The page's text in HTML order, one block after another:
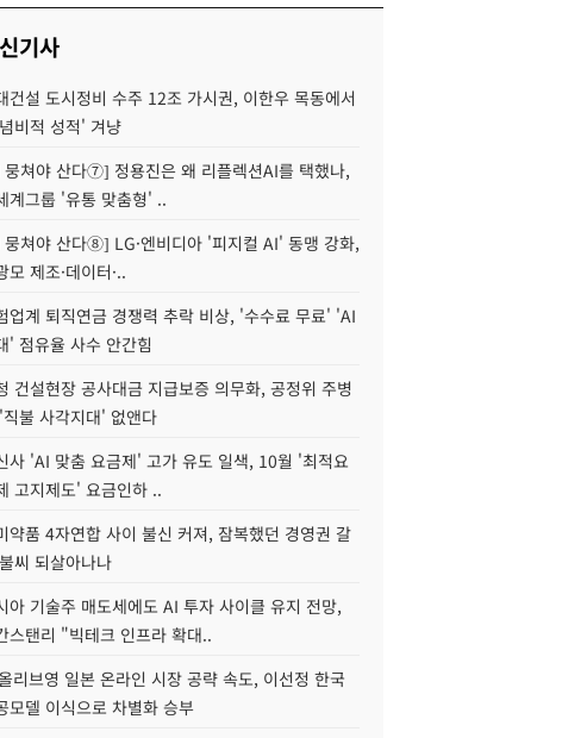
기사
건설 도시정비 수주 12조 가시권, 이한우 목동에서
비적 성적' 겨냥
쳐야 산다⑦] 정용진은 왜 리플렉션AI를 택했나,
계그룹 '유통 맞춤형' ..
쳐야 산다⑧] LG·엔비디아 '피지컬 AI' 동맹 강화,
모 제조·데이터·..
업계 퇴직연금 경쟁력 추락 비상, '수수료 무료' 'AI
' 점유율 사수 안간힘
건설현장 공사대금 지급보증 의무화, 공정위 주병
불 사각지대' 없앤다
사 'AI 맞춤 요금제' 고가 유도 일색, 10월 '최적요
고지제도' 요금인하 ..
약품 4자연합 사이 불신 커져, 잠복했던 경영권 갈
씨 되살아나나
아 기술주 매도세에도 AI 투자 사이클 유지 전망,
스탠리 "빅테크 인프라 확대..
리브영 일본 온라인 시장 공략 속도, 이선정 한국
모델 이식으로 차별화 승부